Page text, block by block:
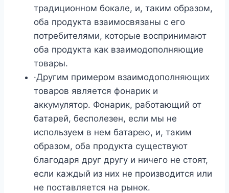
традиционном бокале, и, таким образом,
оба продукта взаимосвязаны с его
потребителями, которые воспринимают
оба продукта как взаимодополняющие
товары.
·Другим примером взаимодополняющих
товаров является фонарик и
аккумулятор. Фонарик, работающий от
батарей, бесполезен, если мы не
используем в нем батарею, и, таким
образом, оба продукта существуют
благодаря друг другу и ничего не стоят,
если каждый из них не производится или
не поставляется на рынок.